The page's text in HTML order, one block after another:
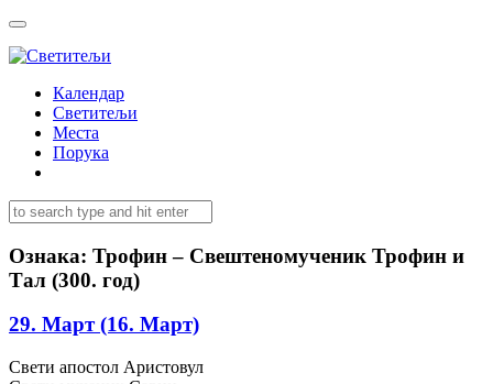
Календар
Светитељи
Места
Порука
Ознака: Трофин – Свештеномученик Трофин и
Тал (300. год)
29. Март (16. Март)
Свети апостол Аристовул